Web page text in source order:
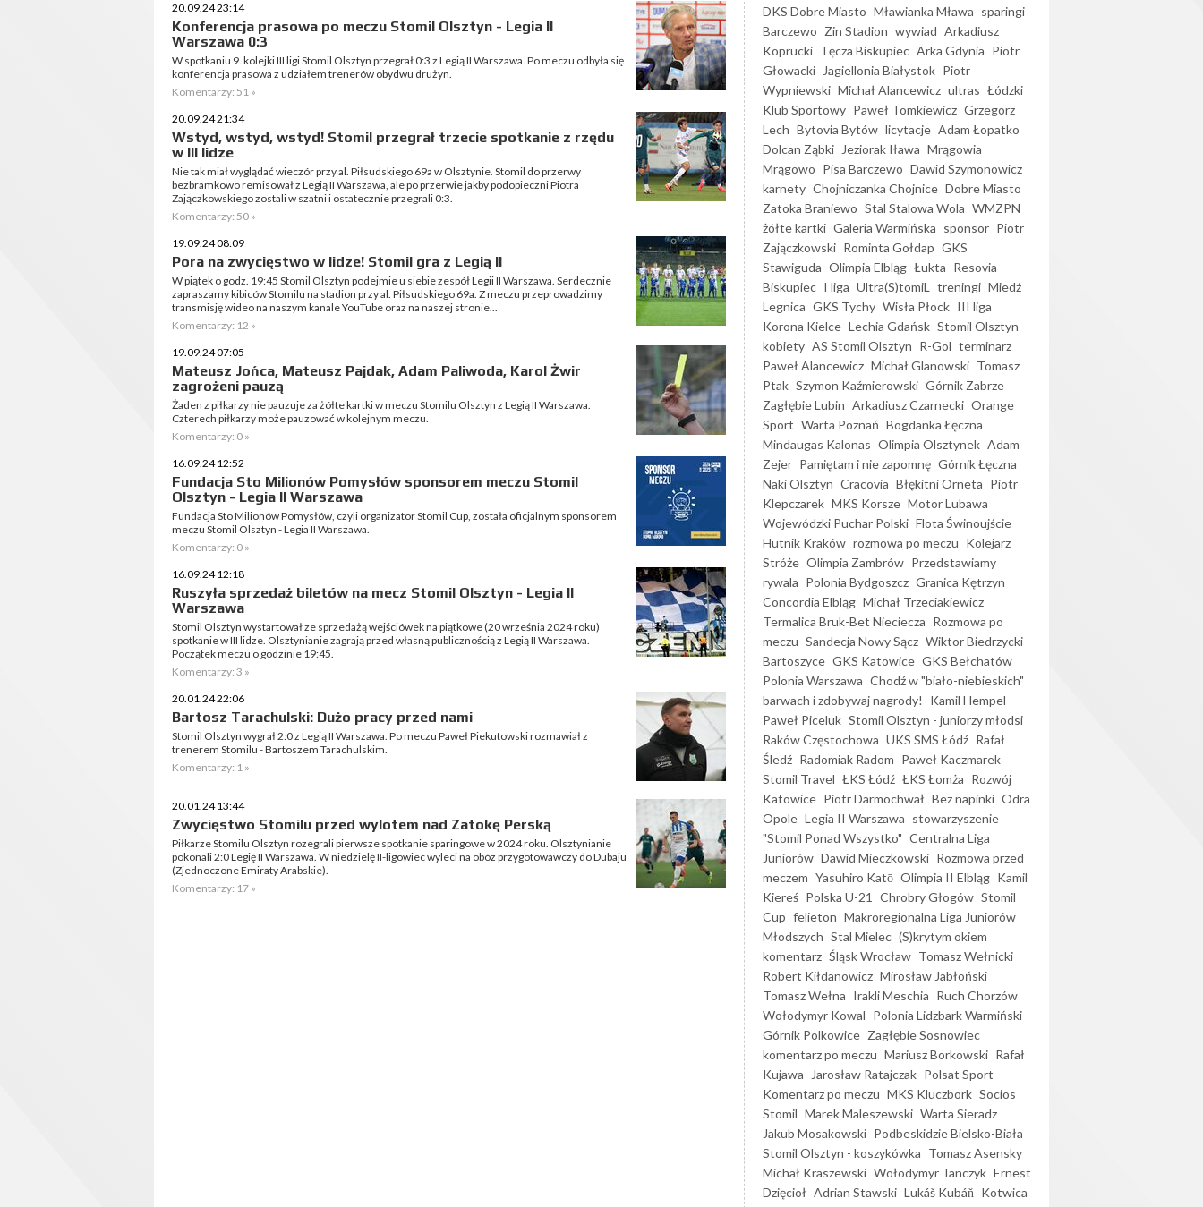
20.09.24 23:14
Konferencja prasowa po meczu Stomil Olsztyn - Legia II
Warszawa 0:3
W spotkaniu 9. kolejki III ligi Stomil Olsztyn przegrał 0:3 z Legią II Warszawa. Po meczu odbyła się
konferencja prasowa z udziałem trenerów obydwu drużyn.
Komentarzy: 51 »
20.09.24 21:34
Wstyd, wstyd, wstyd! Stomil przegrał trzecie spotkanie z rzędu
w III lidze
Nie tak miał wyglądać wieczór przy al. Piłsudskiego 69a w Olsztynie. Stomil do przerwy
bezbramkowo remisował z Legią II Warszawa, ale po przerwie jakby podopieczni Piotra
Zajączkowskiego zostali w szatni i ostatecznie przegrali 0:3.
Komentarzy: 50 »
19.09.24 08:09
Pora na zwycięstwo w lidze! Stomil gra z Legią II
W piątek o godz. 19:45 Stomil Olsztyn podejmie u siebie zespół Legii II Warszawa. Serdecznie
zapraszamy kibiców Stomilu na stadion przy al. Piłsudskiego 69a. Z meczu przeprowadzimy
transmisję wideo na naszym kanale YouTube oraz na naszej stronie...
Komentarzy: 12 »
19.09.24 07:05
Mateusz Jońca, Mateusz Pajdak, Adam Paliwoda, Karol Żwir
zagrożeni pauzą
Żaden z piłkarzy nie pauzuje za żółte kartki w meczu Stomilu Olsztyn z Legią II Warszawa.
Czterech piłkarzy może pauzować w kolejnym meczu.
Komentarzy: 0 »
16.09.24 12:52
Fundacja Sto Milionów Pomysłów sponsorem meczu Stomil
Olsztyn - Legia II Warszawa
Fundacja Sto Milionów Pomysłów, czyli organizator Stomil Cup, została oficjalnym sponsorem
meczu Stomil Olsztyn - Legia II Warszawa.
Komentarzy: 0 »
16.09.24 12:18
Ruszyła sprzedaż biletów na mecz Stomil Olsztyn - Legia II
Warszawa
Stomil Olsztyn wystartował ze sprzedażą wejściówek na piątkowe (20 września 2024 roku)
spotkanie w III lidze. Olsztynianie zagrają przed własną publicznością z Legią II Warszawa.
Początek meczu o godzinie 19:45.
Komentarzy: 3 »
20.01.24 22:06
Bartosz Tarachulski: Dużo pracy przed nami
Stomil Olsztyn wygrał 2:0 z Legią II Warszawa. Po meczu Paweł Piekutowski rozmawiał z
trenerem Stomilu - Bartoszem Tarachulskim.
Komentarzy: 1 »
20.01.24 13:44
Zwycięstwo Stomilu przed wylotem nad Zatokę Perską
Piłkarze Stomilu Olsztyn rozegrali pierwsze spotkanie sparingowe w 2024 roku. Olsztynianie
pokonali 2:0 Legię II Warszawa. W niedzielę II-ligowiec wyleci na obóz przygotowawczy do Dubaju
(Zjednoczone Emiraty Arabskie).
Komentarzy: 17 »
DKS Dobre Miasto Mławianka Mława sparingi
Barczewo Zin Stadion wywiad Arkadiusz
Koprucki Tęcza Biskupiec Arka Gdynia Piotr
Głowacki
Jagiellonia Białystok Piotr
Wypniewski Michał Alancewicz ultras Łódzki
Klub Sportowy Paweł Tomkiewicz Grzegorz
Lech Bytovia Bytów licytacje Adam Łopatko
Dolcan Ząbki
Jeziorak Iława Mrągowia
Mrągowo Pisa Barczewo Dawid Szymonowicz
karnety Chojniczanka Chojnice Dobre Miasto
Zatoka Braniewo Stal Stalowa Wola WMZPN
żółte kartki Galeria Warmińska sponsor Piotr
Zajączkowski Rominta Gołdap GKS
Stawiguda Olimpia Elbląg Łukta Resovia
Biskupiec I liga Ultra(S)tomiL treningi Miedź
Legnica GKS Tychy Wisła Płock III liga
Korona Kielce Lechia Gdańsk Stomil Olsztyn -
kobiety AS Stomil Olsztyn R-Gol terminarz
Paweł Alancewicz Michał Glanowski Tomasz
Ptak Szymon Kaźmierowski Górnik Zabrze
Zagłębie Lubin Arkadiusz Czarnecki Orange
Sport Warta Poznań Bogdanka Łęczna
Mindaugas Kalonas Olimpia Olsztynek Adam
Zejer Pamiętam i nie zapomnę Górnik Łęczna
Naki Olsztyn Cracovia Błękitni Orneta Piotr
Klepczarek MKS Korsze Motor Lubawa
Wojewódzki Puchar Polski Flota Świnoujście
Hutnik Kraków rozmowa po meczu Kolejarz
Stróże Olimpia Zambrów Przedstawiamy
rywala Polonia Bydgoszcz Granica Kętrzyn
Concordia Elbląg Michał Trzeciakiewicz
Termalica Bruk-Bet Nieciecza Rozmowa po
meczu Sandecja Nowy Sącz Wiktor Biedrzycki
Bartoszyce GKS Katowice GKS Bełchatów
Polonia Warszawa Chodź w "biało-niebieskich"
barwach i zdobywaj nagrody!
Kamil Hempel
Paweł Piceluk Stomil Olsztyn - juniorzy młodsi
Raków Częstochowa UKS SMS Łódź Rafał
Śledź Radomiak Radom Paweł Kaczmarek
Stomil Travel ŁKS Łódź ŁKS Łomża Rozwój
Katowice Piotr Darmochwał Bez napinki Odra
Opole Legia II Warszawa stowarzyszenie
"Stomil Ponad Wszystko" Centralna Liga
Juniorów Dawid Mieczkowski Rozmowa przed
meczem Yasuhiro Katō Olimpia II Elbląg Kamil
Kiereś Polska U-21 Chrobry Głogów Stomil
Cup felieton Makroregionalna Liga Juniorów
Młodszych Stal Mielec (S)krytym okiem
komentarz Śląsk Wrocław Tomasz Wełnicki
Robert Kiłdanowicz Mirosław Jabłoński
Tomasz Wełna Irakli Meschia Ruch Chorzów
Wołodymyr Kowal Polonia Lidzbark Warmiński
Górnik Polkowice Zagłębie Sosnowiec
komentarz po meczu Mariusz Borkowski Rafał
Kujawa
Jarosław Ratajczak Polsat Sport
Komentarz po meczu MKS Kluczbork Socios
Stomil Marek Maleszewski Warta Sieradz
Jakub Mosakowski Podbeskidzie Bielsko-Biała
Stomil Olsztyn - koszykówka Tomasz Asensky
Michał Kraszewski Wołodymyr Tanczyk Ernest
Dzięcioł Adrian Stawski Lukáš Kubáň Kotwica